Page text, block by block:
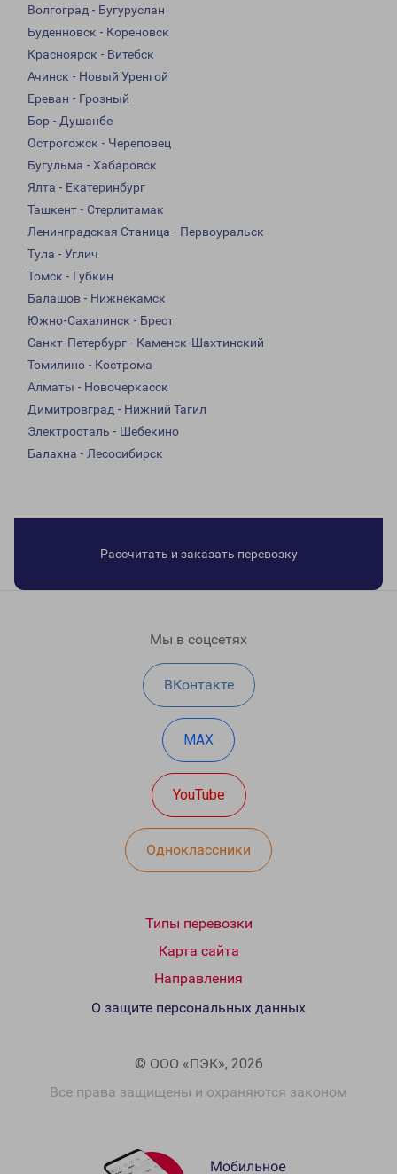
Волгоград - Бугуруслан
Буденновск - Кореновск
Красноярск - Витебск
Ачинск - Новый Уренгой
Ереван - Грозный
Бор - Душанбе
Острогожск - Череповец
Бугульма - Хабаровск
Ялта - Екатеринбург
Ташкент - Стерлитамак
Ленинградская Станица - Первоуральск
Тула - Углич
Томск - Губкин
Балашов - Нижнекамск
Южно-Сахалинск - Брест
Санкт-Петербург - Каменск-Шахтинский
Томилино - Кострома
Алматы - Новочеркасск
Димитровград - Нижний Тагил
Электросталь - Шебекино
Балахна - Лесосибирск
Рассчитать и заказать перевозку
Мы в соцсетях
ВКонтакте
MAX
YouTube
Одноклассники
Типы перевозки
Карта сайта
Направления
© ООО «ПЭК», 2026
Все права защищены и охраняются законом
О защите персональных данных